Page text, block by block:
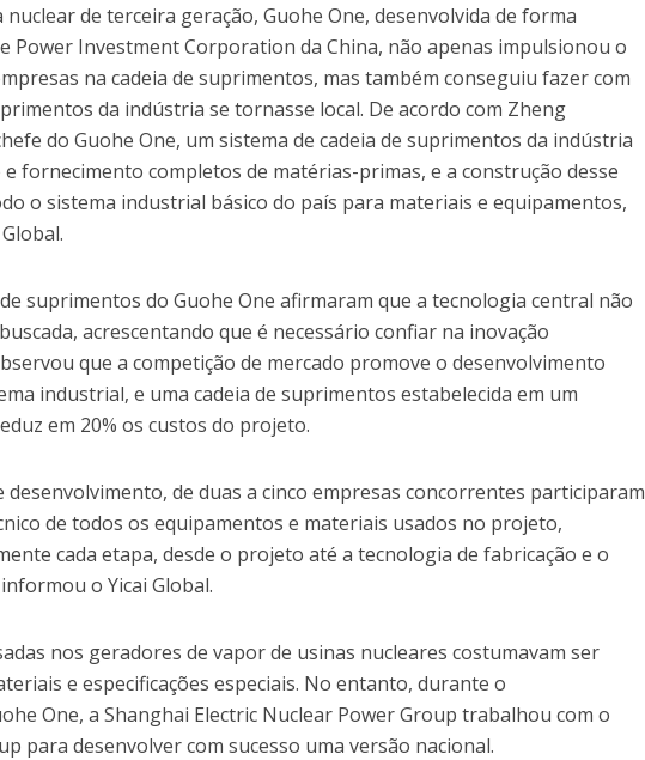
de terceira geração, Guohe One, desenvolvida de forma
Power Investment Corporation da China, não apenas impulsionou o
na cadeia de suprimentos, mas também conseguiu fazer com
da indústria se tornasse local. De acordo com Zheng
do Guohe One, um sistema de cadeia de suprimentos da indústria
fornecimento completos de matérias-primas, e a construção desse
o sistema industrial básico do país para materiais e equipamentos,
suprimentos do Guohe One afirmaram que a tecnologia central não
acrescentando que é necessário confiar na inovação
que a competição de mercado promove o desenvolvimento
industrial, e uma cadeia de suprimentos estabelecida em um
em 20% os custos do projeto.
desenvolvimento, de duas a cinco empresas concorrentes participaram
de todos os equipamentos e materiais usados no projeto,
cada etapa, desde o projeto até a tecnologia de fabricação e o
o Yicai Global.
nos geradores de vapor de usinas nucleares costumavam ser
e especificações especiais. No entanto, durante o
One, a Shanghai Electric Nuclear Power Group trabalhou com o
para desenvolver com sucesso uma versão nacional.